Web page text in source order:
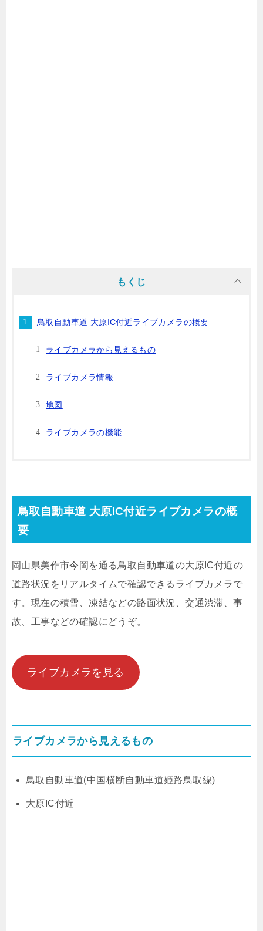
もくじ
鳥取自動車道 大原IC付近ライブカメラの概要
ライブカメラから見えるもの
ライブカメラ情報
地図
ライブカメラの機能
鳥取自動車道 大原IC付近ライブカメラの概
要
岡山県美作市今岡を通る鳥取自動車道の大原IC付近の
道路状況をリアルタイムで確認できるライブカメラで
す。現在の積雪、凍結などの路面状況、交通渋滞、事
故、工事などの確認にどうぞ。
ライブカメラを見る
ライブカメラから見えるもの
鳥取自動車道(中国横断自動車道姫路鳥取線)
大原IC付近